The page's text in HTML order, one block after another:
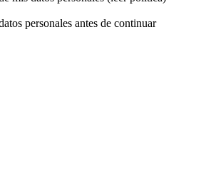
personales antes de continuar